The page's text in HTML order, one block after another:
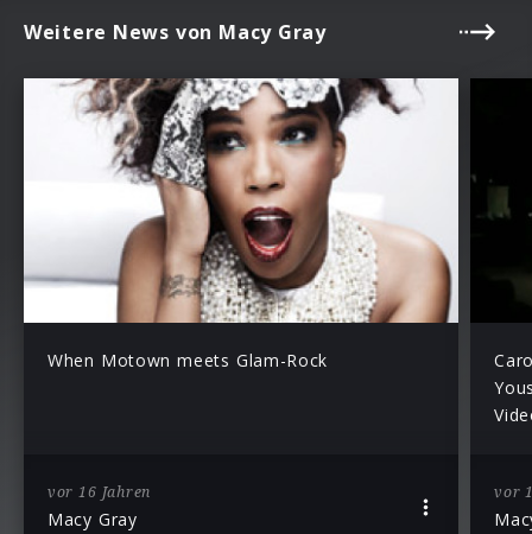
Weitere News von Macy Gray
When Motown meets Glam-Rock
vor 16 Jahren
Macy Gray
vor